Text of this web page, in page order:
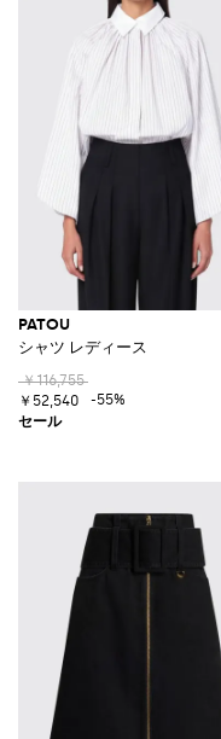
PATOU
シャツ レディース
￥116,755
￥52,540
-55%